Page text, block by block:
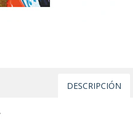
DESCRIPCIÓN